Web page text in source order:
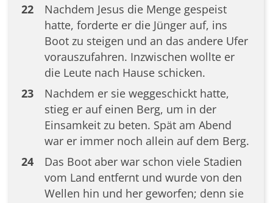
22
Nachdem Jesus die Menge gespeist
hatte, forderte er die Jünger auf, ins
Boot zu steigen und an das andere Ufer
vorauszufahren. Inzwischen wollte er
die Leute nach Hause schicken.
23
Nachdem er sie weggeschickt hatte,
stieg er auf einen Berg, um in der
Einsamkeit zu beten. Spät am Abend
war er immer noch allein auf dem Berg.
24
Das Boot aber war schon viele Stadien
vom Land entfernt und wurde von den
Wellen hin und her geworfen; denn sie